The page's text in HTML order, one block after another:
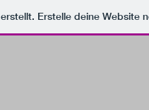
erstellt. Erstelle deine Website